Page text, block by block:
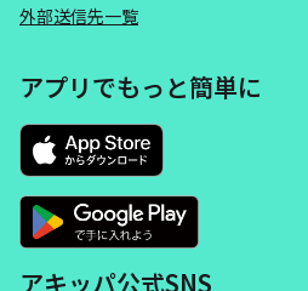
外部送信先一覧
アプリでもっと簡単に
アキッパ公式SNS